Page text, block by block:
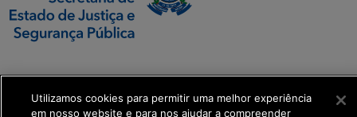
Executiva de
Transformação Digital
Utilizamos cookies para permitir uma melhor experiência
em nosso website e para nos ajudar a compreender